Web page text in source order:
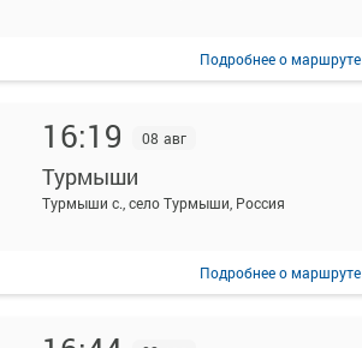
Подробнеео маршруте
16:19 08 авг
Турмыши
Турмыши с., село Турмыши, Россия
Подробнеео маршруте